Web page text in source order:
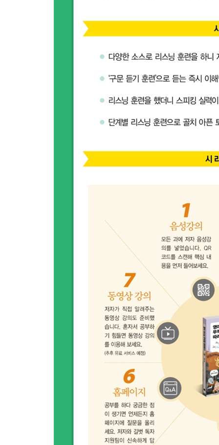
늘 당신이 봉사한 것으로부터 더 많은 것을 얻게
34 Certainty is no guarantee of freedom. -
35 Yes, we can. - Barack Obama
36 We need both security and freedom. - Aung San
안전과 자유가 둘 다 필요합니다. - 아웅 산 수 치
리스닝 테스트 : 셋째마당 실력 점검
38 Fat, is actually not bad.
지방은, 사실 나쁜 것이 아닙니다.
39 Students gathered to create the 512 square
학생들이 512㎡의 모자이크를 만들기 위해 모였습
40 ABBA celebrated Eurovision win 40 years.
”아바”가 유러비전 우승 40 주년을 기념했습니다.
리스닝 꿀팁 : 프랑스에서 온 영어 발음 듣기
일곱째마디 정치, 사회 뉴스
41 A pilot recently delayed a flight for over two
최근에 한 조종사가 비행기를 두 시간 넘게 연착시
42 Taking online freedom too far
인터넷상의 자유가 너무 지나치다
43 Tea Party followers generally oppose excessive
티 파티 추종자들은 일반적으로 과도한 세금에 반
44 UN peacekeepers are often called Blue Helmets.